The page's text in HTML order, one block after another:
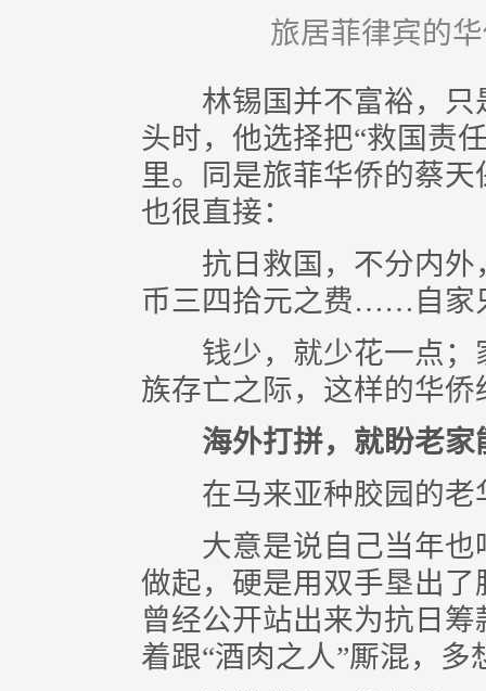
旅居菲律宾的
林锡国并不富裕，只
头时，他选择把“救国责
里。同是旅菲华侨的蔡
也很直接：
抗日救国，不分内外
币三四拾元之费……自家
钱少，就少花一点；
族存亡之际，这样的华侨
海外打拼，就盼老
在马来亚种胶园的老
大意是说自己当年也
做起，硬是用双手垦出
曾经公开站出来为抗日
着跟“酒肉之人”厮混，